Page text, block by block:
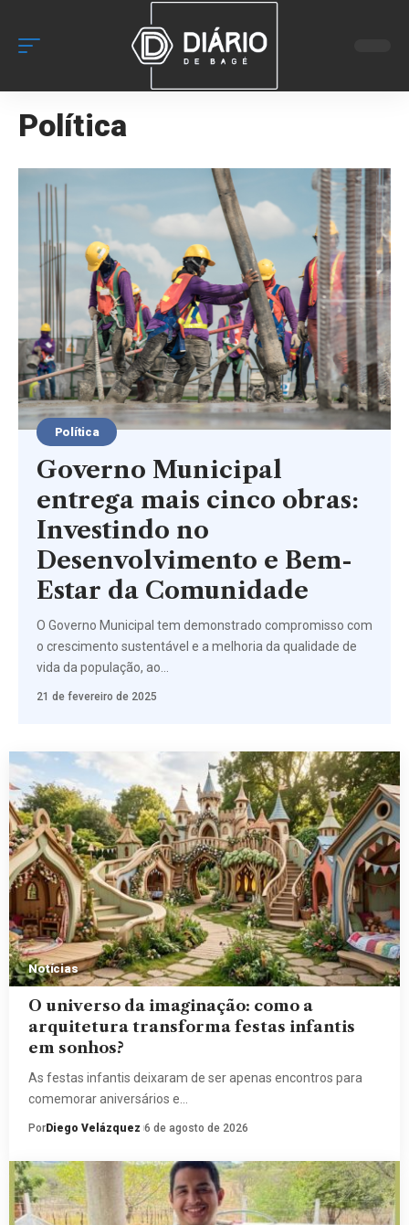
Política
Política
Governo Municipal
entrega mais cinco obras:
Investindo no
Desenvolvimento e Bem-
Estar da Comunidade
O Governo Municipal tem demonstrado compromisso com
o crescimento sustentável e a melhoria da qualidade de
vida da população, ao…
21 de fevereiro de 2025
Notícias
O universo da imaginação: como a
arquitetura transforma festas infantis
em sonhos?
As festas infantis deixaram de ser apenas encontros para
comemorar aniversários e…
PorDiego Velázquez 6 de agosto de 2026